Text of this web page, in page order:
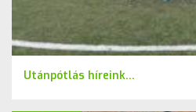
Utánpótlás híreink...